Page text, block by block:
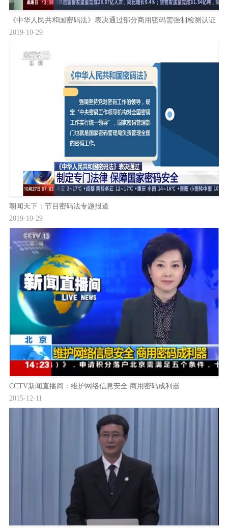
《中华人民共和国密码法》表决通过部分商用密码需强制检测认证
2019-10-29
朝闻天下：节目密码法专题报道
2019-10-29
CCTV新闻直播间：维护网络信息安全 商用密码成利器
2015-12-11